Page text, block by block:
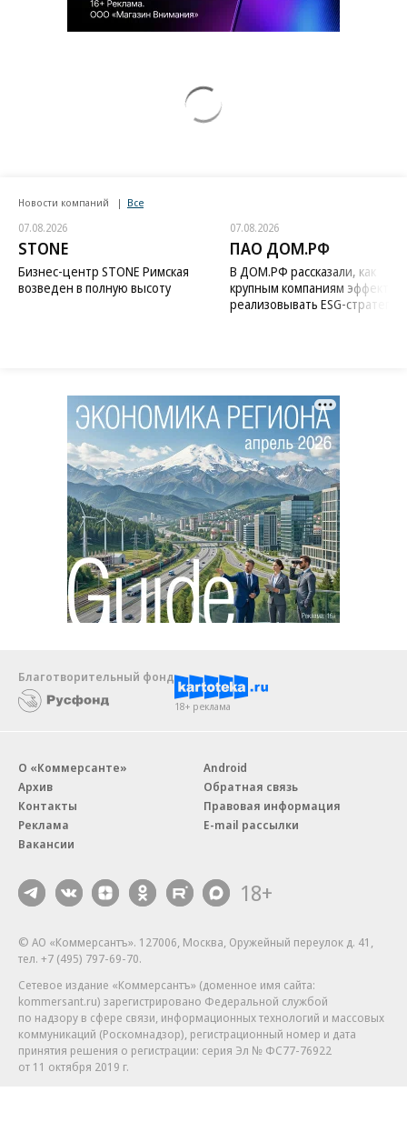
Новости компаний Все
07.08.2026
STONE
Бизнес-центр STONE Римская
возведен в полную высоту
07.08.2026
ПАО ДОМ.РФ
В ДОМ.РФ рассказали, как
крупным компаниям
реализовывать ESG-стратегию
Благотворительный фонд
18+ реклама
О «Коммерсанте»
Архив
Контакты
Реклама
Вакансии
Android
Обратная связь
Правовая информация
E-mail рассылки
18+
© АО «Коммерсантъ». 127006, Москва, Оружейный переулок д. 41,
тел. +7 (495) 797-69-70.
Сетевое издание «Коммерсантъ» (доменное имя сайта:
kommersant.ru) зарегистрировано Федеральной службой
по надзору в сфере связи, информационных технологий и массовых
коммуникаций (Роскомнадзор), регистрационный номер и дата
принятия решения о регистрации: серия Эл № ФС77-76922
от 11 октября 2019 г.